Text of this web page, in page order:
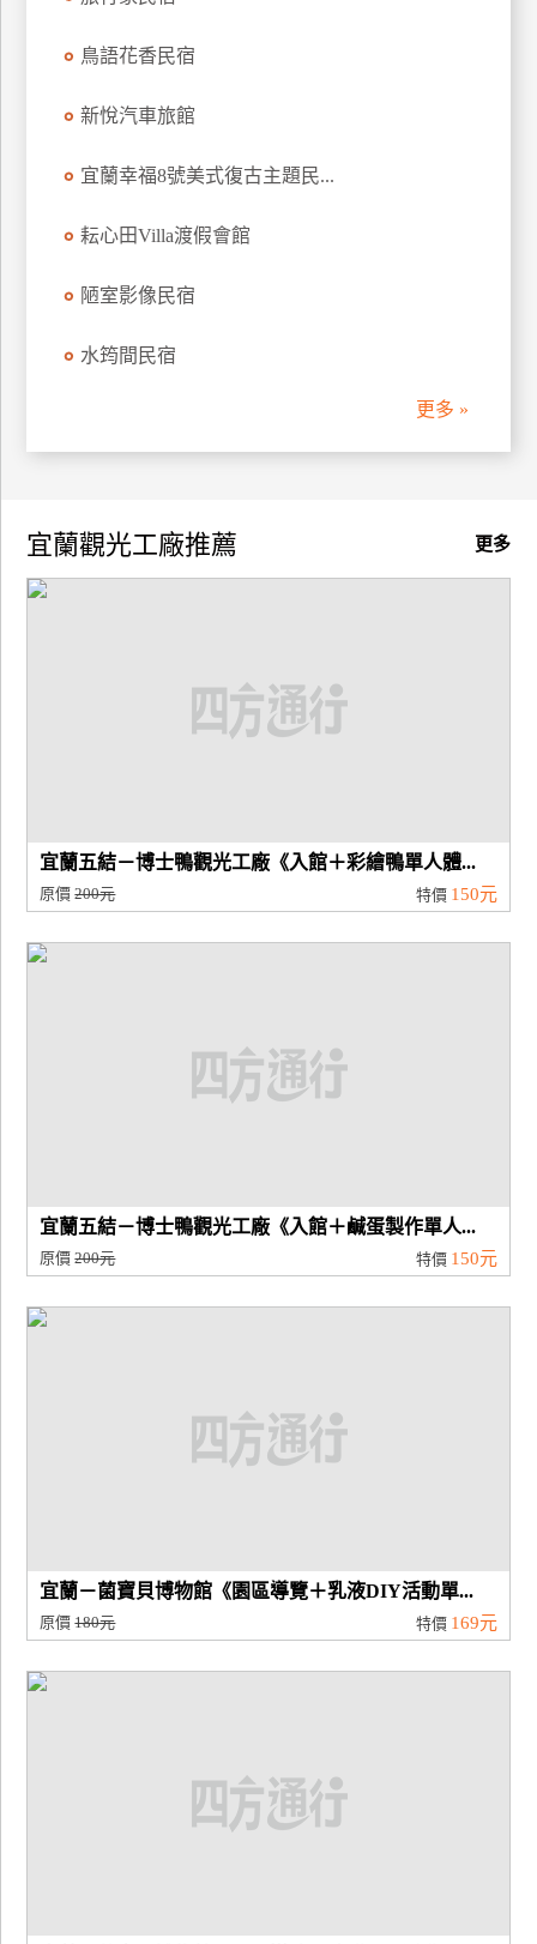
廠
劃
品
鳥語花香民宿
新悅汽車旅館
宜蘭幸福8號美式復古主題民...
耘心田Villa渡假會館
陋室影像民宿
水筠間民宿
更多 »
更多
宜蘭觀光工廠推薦
宜蘭五結－博士鴨觀光工廠《入館＋彩繪鴨單人體...
原價200元 特價 150元
宜蘭五結－博士鴨觀光工廠《入館＋鹹蛋製作單人...
原價200元 特價 150元
宜蘭－菌寶貝博物館《園區導覽＋乳液DIY活動單...
原價180元 特價 169元